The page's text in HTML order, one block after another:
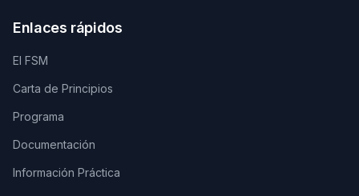
Enlaces rápidos
El FSM
Carta de Principios
Programa
Documentación
Información Práctica